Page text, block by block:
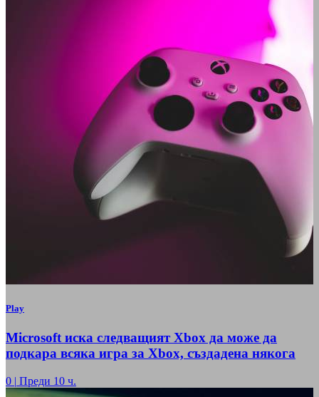
Play
Microsoft иска следващият Xbox да може да
подкара всяка игра за Xbox, създадена някога
0 | Преди 10 ч.